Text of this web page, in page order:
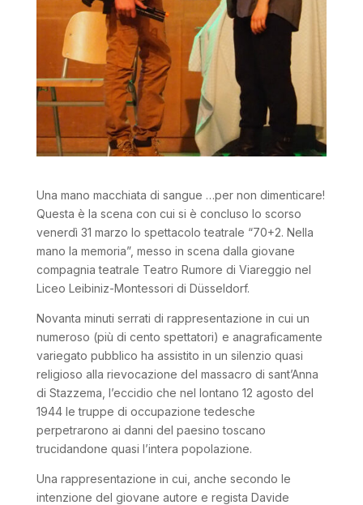
Una mano macchiata di sangue …per non dimenticare!
Questa è la scena con cui si è concluso lo scorso
venerdì 31 marzo lo spettacolo teatrale “70+2. Nella
mano la memoria”, messo in scena dalla giovane
compagnia teatrale Teatro Rumore di Viareggio nel
Liceo Leibiniz-Montessori di Düsseldorf.
Novanta minuti serrati di rappresentazione in cui un
numeroso (più di cento spettatori) e anagraficamente
variegato pubblico ha assistito in un silenzio quasi
religioso alla rievocazione del massacro di sant’Anna
di Stazzema, l’eccidio che nel lontano 12 agosto del
1944 le truppe di occupazione tedesche
perpetrarono ai danni del paesino toscano
trucidandone quasi l’intera popolazione.
Una rappresentazione in cui, anche secondo le
intenzione del giovane autore e regista Davide